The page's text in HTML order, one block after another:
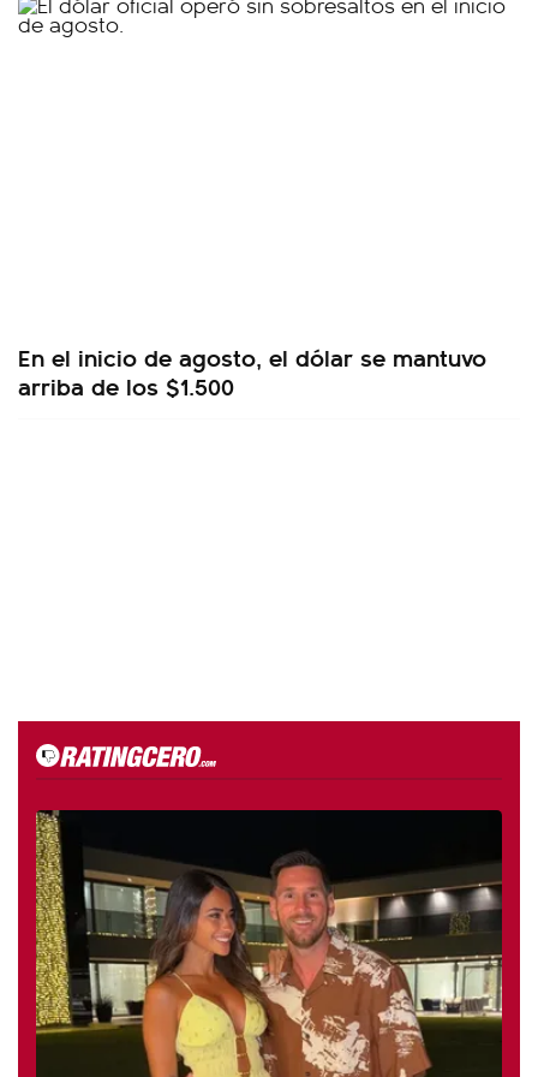
En el inicio de agosto, el dólar se mantuvo
arriba de los $1.500